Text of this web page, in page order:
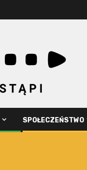
SPOŁECZEŃSTWO